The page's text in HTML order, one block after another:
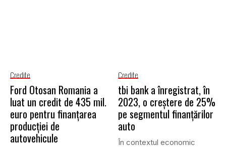
Credite
Ford Otosan Romania a
luat un credit de 435 mil.
euro pentru finanţarea
producției de
autovehicule
Credite
tbi bank a înregistrat, în
2023, o creștere de 25%
pe segmentul finanțărilor
auto
În contextul economic